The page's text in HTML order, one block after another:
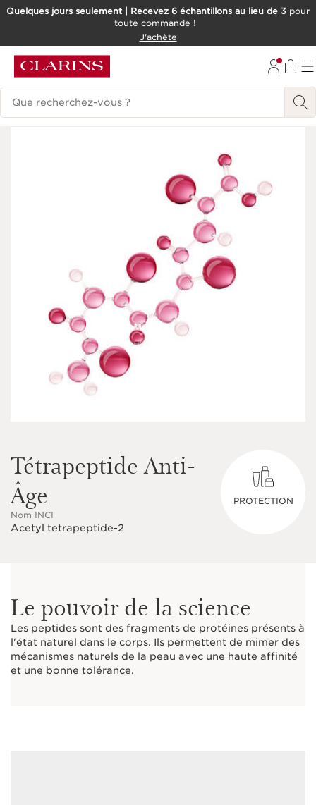
ALLER AU CONTENU
Quelques jours seulement | Recevez 6 échantillons au lieu de 3 pour
toute commande !
J'achète
Historique des recherches
Tétrapeptide Anti-
Âge
Nom INCI
Acetyl tetrapeptide-2
PROTECTION
Le pouvoir de la science
Les peptides sont des fragments de protéines présents à
l'état naturel dans le corps. Ils permettent de mimer des
mécanismes naturels de la peau avec une haute affinité
et une bonne tolérance.